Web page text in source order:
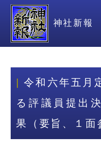
神社新報
令和六年五月
る評議員提出
果（要旨、１面